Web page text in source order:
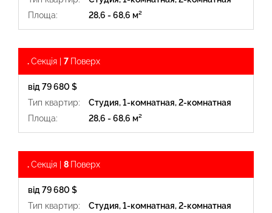
Площа:
28,6 - 68,6 м²
.Секція | 7 Поверх
від 79 680 $
Тип квартир:
Студия, 1-комнатная, 2-комнатная
Площа:
28,6 - 68,6 м²
.Секція | 8 Поверх
від 79 680 $
Тип квартир:
Студия, 1-комнатная, 2-комнатная